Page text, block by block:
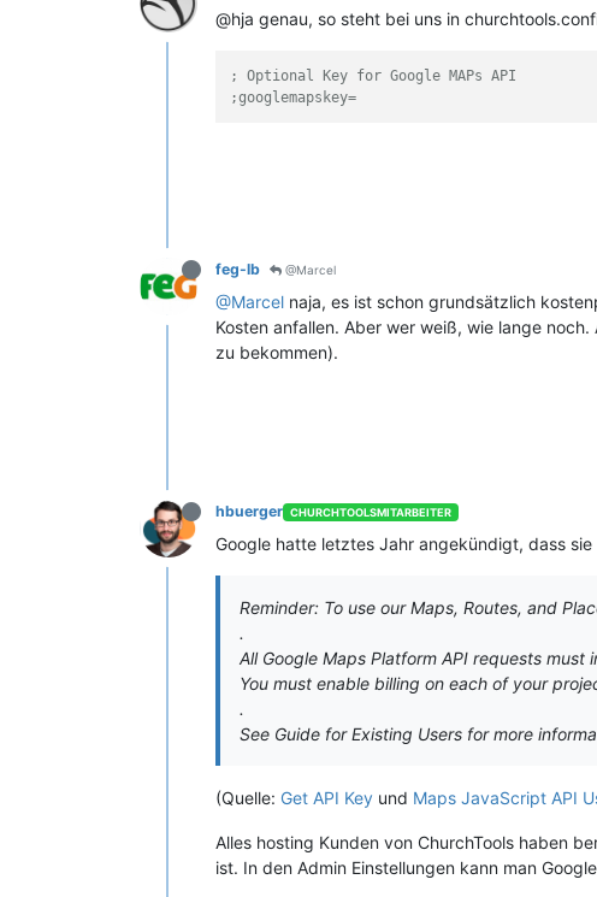
@hja genau, so steht bei uns in
; Optional Key for Google MAPs API
;googlemapskey=
feg-lb @Marcel
@Marcel naja, es ist schon grundsätzlich
Kosten anfallen. Aber wer weiß, wie lange
zu bekommen).
hbuerger CHURCHTOOLSMITARBEITER
Google hatte letztes Jahr angekündigt, dass
Reminder: To use our Maps, Routes, and
.
All Google Maps Platform API requests
You must enable billing on each of your
.
See Guide for Existing Users for more
(Quelle: Get API Key und Maps JavaScript API
Alles hosting Kunden von ChurchTools haben
ist. In den Admin Einstellungen kann man